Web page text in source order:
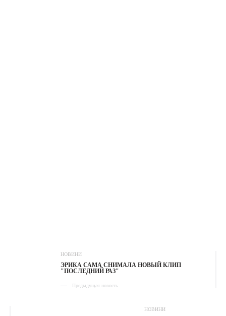
НОВИНИ
ЭРИКА САМА СНИМАЛА НОВЫЙ КЛИП
"ПОСЛЕДНИЙ РАЗ"
Предыдущая новость
НОВИНИ